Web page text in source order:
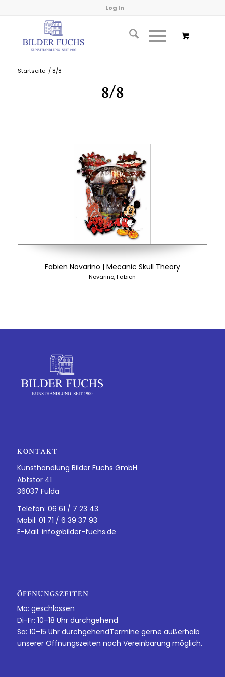
Log In
Startseite / 8/8
8/8
Fabien Novarino | Mecanic Skull Theory
Novarino, Fabien
KONTAKT
Kunsthandlung Bilder Fuchs GmbH
Abtstor 41
36037 Fulda
Telefon: 06 61 / 7 23 43
Mobil: 01 71 / 6 39 37 93
E-Mail: info@bilder-fuchs.de
ÖFFNUNGSZEITEN
Mo: geschlossen
Di-Fr: 10–18 Uhr durchgehend
Sa: 10–15 Uhr durchgehendTermine gerne außerhalb
unserer Öffnungszeiten nach Vereinbarung möglich.